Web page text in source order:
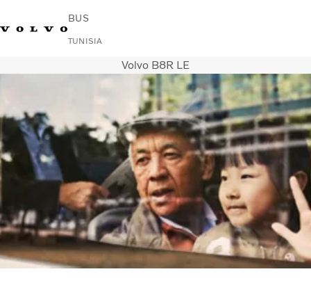
BUS
TUNISIA
Rechercher un Agent Commercial
Urbain et interurbain
Autocars
Services
Pourquoi choisir Volvo ?
News & Stories
Contact
Volvo B8R LE